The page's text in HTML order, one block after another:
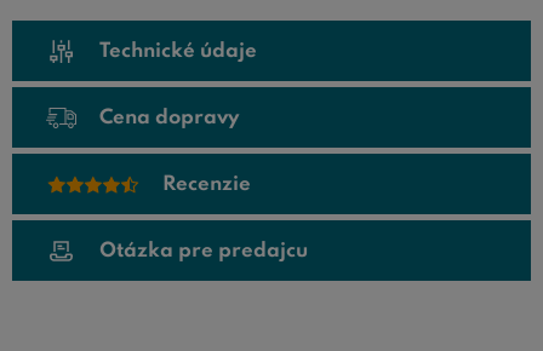
Technické údaje
Cena dopravy
Recenzie
Otázka pre predajcu